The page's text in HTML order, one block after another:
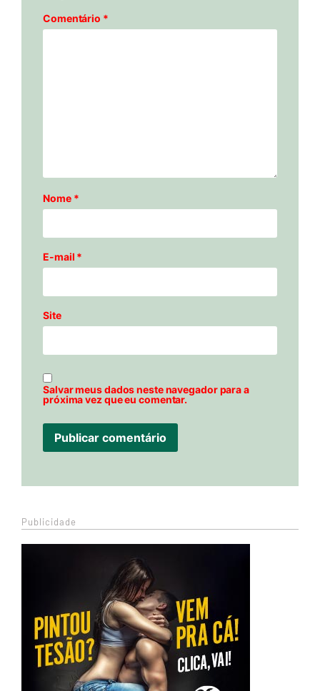
Comentário *
Nome *
E-mail *
Site
Salvar meus dados neste navegador para a
próxima vez que eu comentar.
Publicidade